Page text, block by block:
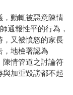
，動輒被惡意陳情
通報性平的行為，
，又被憤怒的家長
，地檢署認為
陳情管道之討論符
加重毀謗都不起